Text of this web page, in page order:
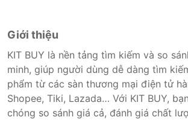
Giới thiệu
KIT BUY là nền tảng tìm kiếm và so
minh, giúp người dùng dễ dàng tìm
phẩm từ các sàn thương mại điện tử
Shopee, Tiki, Lazada… Với KIT BUY,
chóng so sánh giá cả, đánh giá chất